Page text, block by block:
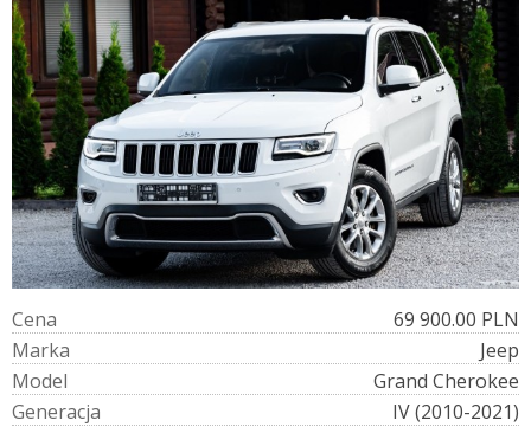
Cena
69 900.00 PLN
Marka
Jeep
Model
Grand Cherokee
Generacja
IV (2010-2021)